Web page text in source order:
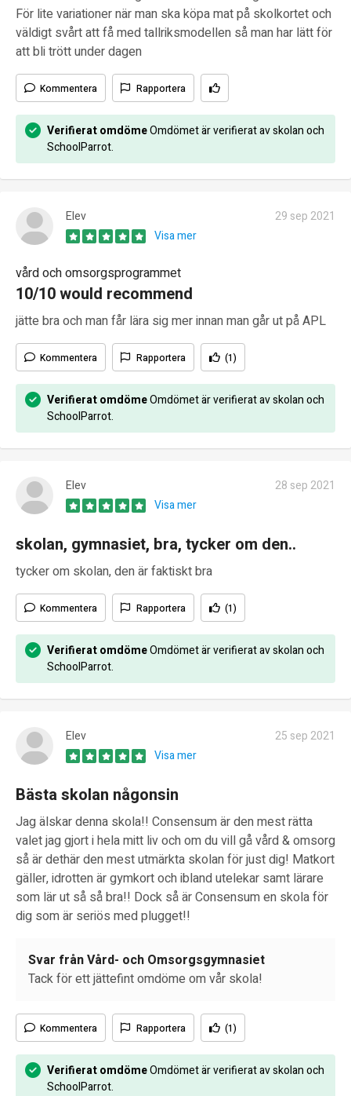
För lite variationer när man ska köpa mat på skolkortet och
väldigt svårt att få med tallriksmodellen så man har lätt för
att bli trött under dagen
Kommentera Rapportera
Verifierat omdömeOmdömet är verifierat av skolan och
SchoolParrot.
Elev
29 sep 2021
Visa mer
vård och omsorgsprogrammet
10/10 would recommend
jätte bra och man får lära sig mer innan man går ut på APL
Kommentera Rapportera (1)
Verifierat omdömeOmdömet är verifierat av skolan och
SchoolParrot.
Elev
28 sep 2021
Visa mer
skolan, gymnasiet, bra, tycker om den..
tycker om skolan, den är faktiskt bra
Kommentera Rapportera (1)
Verifierat omdömeOmdömet är verifierat av skolan och
SchoolParrot.
Elev
25 sep 2021
Visa mer
Bästa skolan någonsin
Jag älskar denna skola!! Consensum är den mest rätta
valet jag gjort i hela mitt liv och om du vill gå vård & omsorg
så är dethär den mest utmärkta skolan för just dig! Matkort
gäller, idrotten är gymkort och ibland utelekar samt lärare
som lär ut så så bra!! Dock så är Consensum en skola för
dig som är seriös med plugget!!
Svar från Vård- och Omsorgsgymnasiet
Tack för ett jättefint omdöme om vår skola!
Kommentera Rapportera (1)
Verifierat omdömeOmdömet är verifierat av skolan och
SchoolParrot.